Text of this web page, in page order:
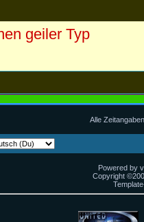
geiler Typ
Alle
Powered by
Copyright